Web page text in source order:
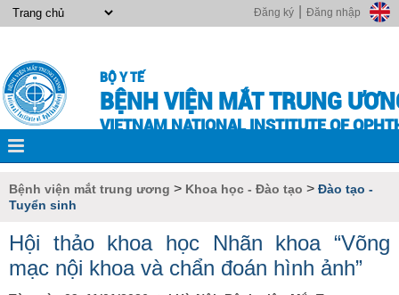
Đăng nhập
Đăng ký
BỘ Y TẾ
BỆNH VIỆN MẮT TRUNG
VIETNAM NATIONAL INSTITUTE OF
Bệnh viện mắt trung ương > Khoa học - Đào tạo > Đào tạo -
Tuyển sinh
Hội thảo khoa học Nhãn khoa “Võng
mạc nội khoa và chẩn đoán hình ảnh”